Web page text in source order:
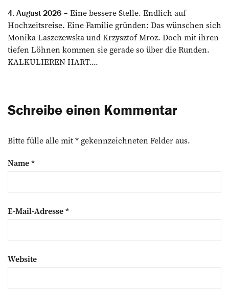
4. August 2026
Eine bessere Stelle. Endlich auf
Hochzeitsreise. Eine Familie gründen: Das wünschen sich
Monika Laszczewska und Krzysztof Mroz. Doch mit ihren
tiefen Löhnen kommen sie gerade so über die Runden.
KALKULIEREN HART....
Schreibe einen Kommentar
Bitte fülle alle mit * gekennzeichneten Felder aus.
Name*
E-Mail-Adresse*
Website